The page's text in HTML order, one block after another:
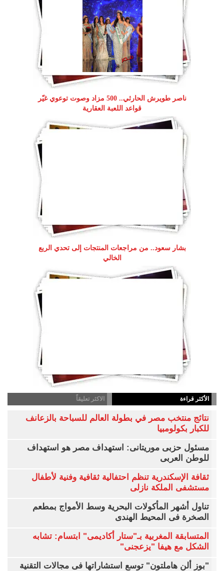
ناصر طويرش الحارثي.. 500 مزاد وصوت توعوي غيّر
قواعد اللعبة العقارية
بشار سعود.. من مراجعات المنتجات إلى تحدي الربع
الخالي
الأكثر قراءة الاكثر تعليقاً
نتائج منتخب مصر في بطولة العالم للسباحة بالزعانف
للكبار بكولومبيا
مسئول حزبى موريتانى: استهداف مصر هو استهداف
للوطن العربى
ثقافة الإسكندرية تنظم احتفالية ثقافية وفنية لأطفال
مستشفى الملكة نازلى
تناول أشهر المأكولات البحرية وسط الأمواج بمطعم
الصخرة فى المحيط الهندى
المتسابقة المغربية بـ"ستار أكاديمى" ابتسام: تشابه
الشكل مع هيفا "يزعجنى"
"بوز ألن هاملتون" توسع استشاراتها فى مجالات التقنية